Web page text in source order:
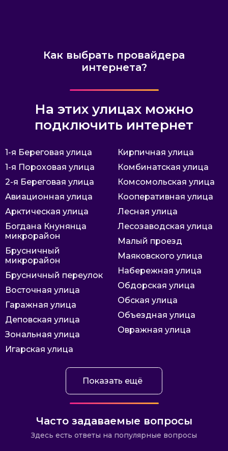
Как выбрать провайдера
интернета?
На этих улицах можно
подключить интернет
1-я Береговая улица
1-я Пороховая улица
2-я Береговая улица
Авиационная улица
Арктическая улица
Богдана Кнунянца
микрорайон
Брусничный
микрорайон
Брусничный переулок
Восточная улица
Гаражная улица
Деповская улица
Зональная улица
Игарская улица
Кирпичная улица
Комбинатская улица
Комсомольская улица
Кооперативная улица
Лесная улица
Лесозаводская улица
Малый проезд
Маяковского улица
Набережная улица
Обдорская улица
Обская улица
Объездная улица
Овражная улица
Показать ещё
Часто задаваемые вопросы
Здесь есть ответы на популярные вопросы